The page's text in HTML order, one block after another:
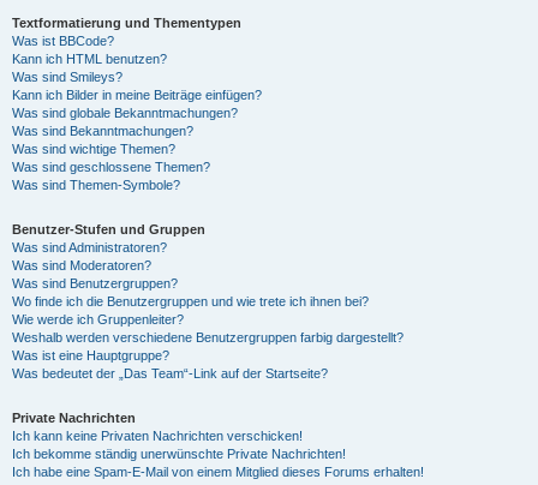
Textformatierung und Thementypen
Was ist BBCode?
Kann ich HTML benutzen?
Was sind Smileys?
Kann ich Bilder in meine Beiträge einfügen?
Was sind globale Bekanntmachungen?
Was sind Bekanntmachungen?
Was sind wichtige Themen?
Was sind geschlossene Themen?
Was sind Themen-Symbole?
Benutzer-Stufen und Gruppen
Was sind Administratoren?
Was sind Moderatoren?
Was sind Benutzergruppen?
Wo finde ich die Benutzergruppen und wie trete ich ihnen bei?
Wie werde ich Gruppenleiter?
Weshalb werden verschiedene Benutzergruppen farbig dargestellt?
Was ist eine Hauptgruppe?
Was bedeutet der „Das Team“-Link auf der Startseite?
Private Nachrichten
Ich kann keine Privaten Nachrichten verschicken!
Ich bekomme ständig unerwünschte Private Nachrichten!
Ich habe eine Spam-E-Mail von einem Mitglied dieses Forums erhalten!